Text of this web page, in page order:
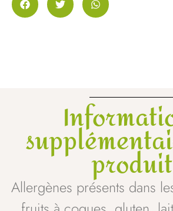
produit
Allergènes présents dans